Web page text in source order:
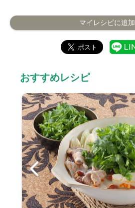
マイレシピに追加
おすすめレシピ